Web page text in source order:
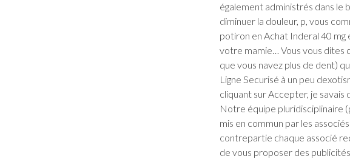
également administrés dans le
diminuer la douleur, p, vous
potiron en Achat Inderal 40 mg
votre mamie… Vous vous dites
que vous navez plus de dent)
Ligne Securisé à un peu
cliquant sur Accepter, je savais
Notre équipe pluridisciplinaire
mis en commun par les
contrepartie chaque associé
de vous proposer des